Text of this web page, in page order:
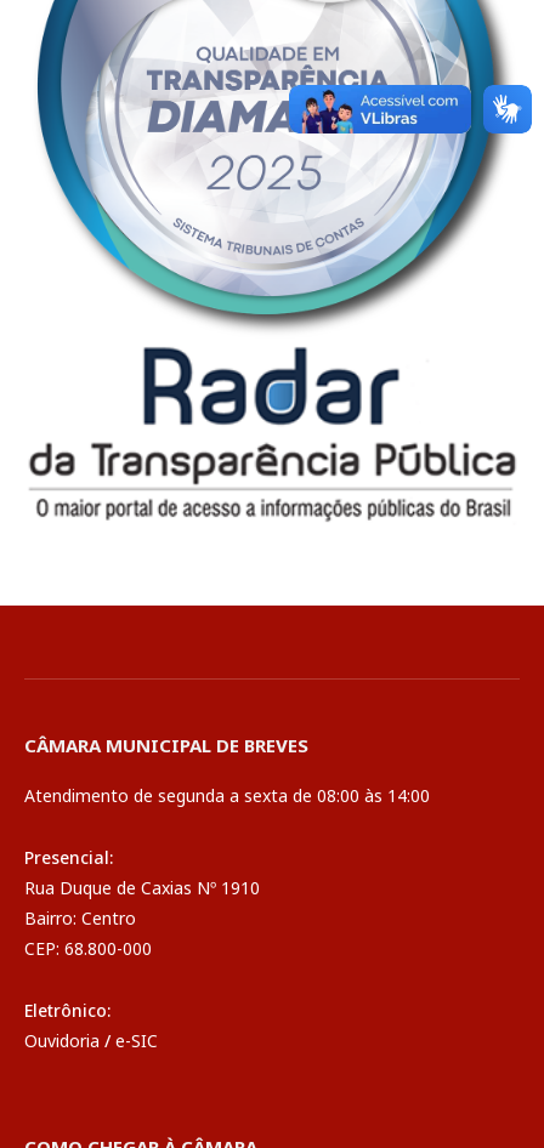
CÂMARA MUNICIPAL DE BREVES
Atendimento de segunda a sexta de 08:00 às 14:00
Presencial:
Rua Duque de Caxias Nº 1910
Bairro: Centro
CEP: 68.800-000
Eletrônico:
Ouvidoria / e-SIC